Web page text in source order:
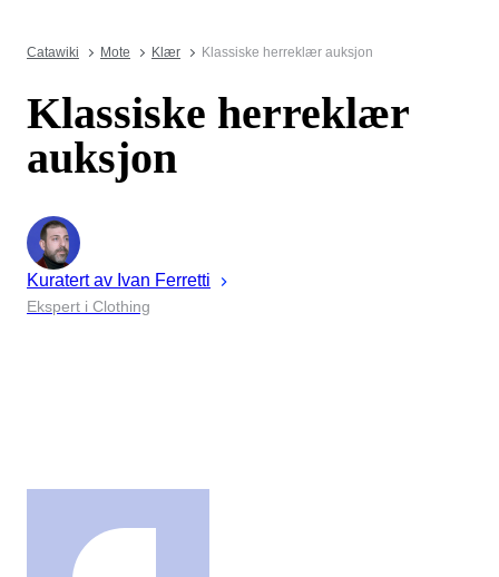
Catawiki Mote Klær Klassiske herreklær auksjon
Klassiske herreklær
auksjon
Kuratert av Ivan Ferretti
Ekspert i Clothing